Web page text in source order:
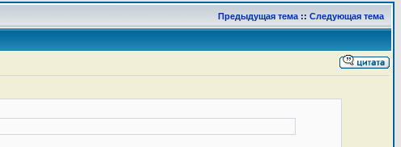
Предыдущая тема :: Следующая тема